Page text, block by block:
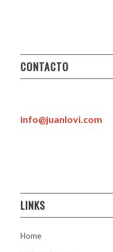
CONTACTO
info@juanlovi.com
LINKS
Home